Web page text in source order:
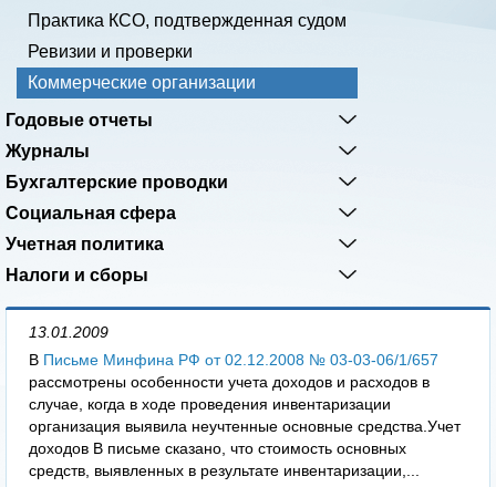
Практика КСО, подтвержденная судом
Ревизии и проверки
Коммерческие организации
Годовые отчеты
Журналы
Бухгалтерские проводки
Социальная сфера
Учетная политика
Налоги и сборы
13.01.2009
В Письме Минфина РФ от 02.12.2008 № 03-03-06/1/657
рассмотрены особенности учета доходов и расходов в
случае, когда в ходе проведения инвентаризации
организация выявила неучтенные основные средства.Учет
доходов В письме сказано, что стоимость основных
средств, выявленных в результате инвентаризации,...